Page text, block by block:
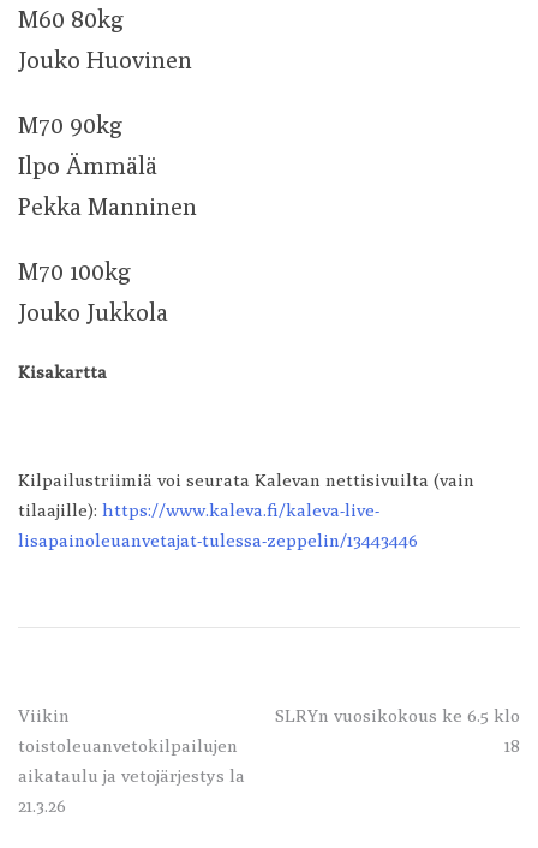
M60 80kg
Jouko Huovinen
M70 90kg
Ilpo Ämmälä
Pekka Manninen
M70 100kg
Jouko Jukkola
Kisakartta
Kilpailustriimiä voi seurata Kalevan nettisivuilta (vain
tilaajille): https://www.kaleva.fi/kaleva-live-
lisapainoleuanvetajat-tulessa-zeppelin/13443446
Artikkelien
selaus
Viikin
toistoleuanvetokilpailujen
aikataulu ja vetojärjestys la
21.3.26
SLRYn vuosikokous ke 6.5 klo
18